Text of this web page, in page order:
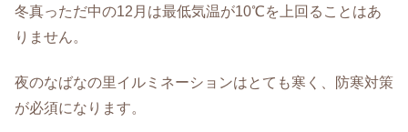
冬真っただ中の12月は最低気温が10℃を上回ることはあ
りません。
夜のなばなの里イルミネーションはとても寒く、防寒対策
が必須になります。